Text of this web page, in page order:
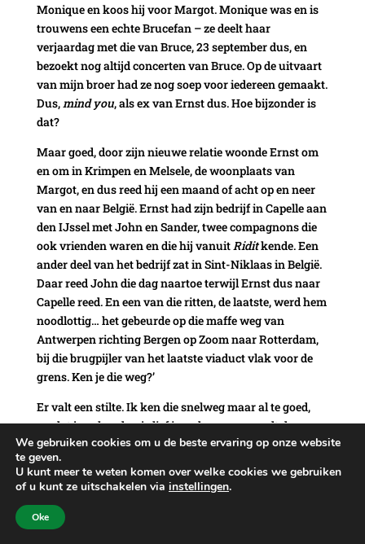
Monique en koos hij voor Margot. Monique was en is
trouwens een echte Brucefan – ze deelt haar
verjaardag met die van Bruce, 23 september dus, en
bezoekt nog altijd concerten van Bruce. Op de uitvaart
van mijn broer had ze nog soep voor iedereen gemaakt.
Dus,mind you, als ex van Ernst dus. Hoe bijzonder is
dat?
Maar goed, door zijn nieuwe relatie woonde Ernst om
en om in Krimpen en Melsele, de woonplaats van
Margot, en dus reed hij een maand of acht op en neer
van en naar België. Ernst had zijn bedrijf in Capelle aan
den IJssel met John en Sander, twee compagnons die
ook vrienden waren en die hij vanuitRiditkende. Een
ander deel van het bedrijf zat in Sint-Niklaas in België.
Daar reed John die dag naartoe terwijl Ernst dus naar
Capelle reed. En een van die ritten, de laatste, werd hem
noodlottig… het gebeurde op die maffe weg van
Antwerpen richting Bergen op Zoom naar Rotterdam,
bij die brugpijler van het laatste viaduct vlak voor de
grens. Ken je die weg?’
Er valt een stilte. Ik ken die snelweg maar al te goed,
omdat je vaker dan je lief is gedwongen wordt deze
alternatieve snelweg te nemen als de overbekende
ringweg richting Breda door de Kennedytunnel weer
eens mutje dicht staat. Ter hoogte van Beveren zitten
snelweg in Uganda te rijden, vervolgens rijd je door een
We gebruiken cookies om u de beste ervaring op onze website
te geven.
U kunt meer te weten komen over welke cookies we gebruiken
of u kunt ze uitschakelen via instellingen.
Oke